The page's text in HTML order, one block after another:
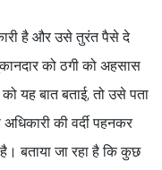
है और उसे तुरंत पैसे दे
को ठगी को अहसास
यह बात बताई, तो उसे पता
की वर्दी पहनकर
बताया जा रहा है कि कुछ